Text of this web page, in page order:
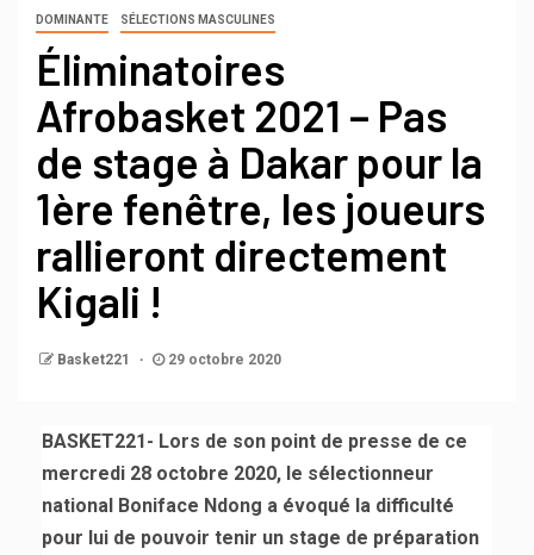
DOMINANTE SÉLECTIONS MASCULINES
Éliminatoires
Afrobasket 2021 – Pas
de stage à Dakar pour la
1ère fenêtre, les joueurs
rallieront directement
Kigali !
Basket221 29 octobre 2020
BASKET221- Lors de son point de presse de ce
mercredi 28 octobre 2020, le sélectionneur
national Boniface Ndong a évoqué la difficulté
pour lui de pouvoir tenir un stage de préparation